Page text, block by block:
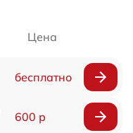
Цена
бесплатно
600 р